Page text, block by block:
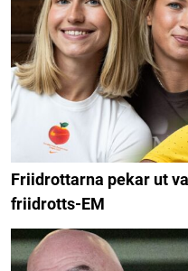
Friidrottarna pekar ut
friidrotts-EM